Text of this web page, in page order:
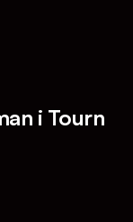
i Tourn